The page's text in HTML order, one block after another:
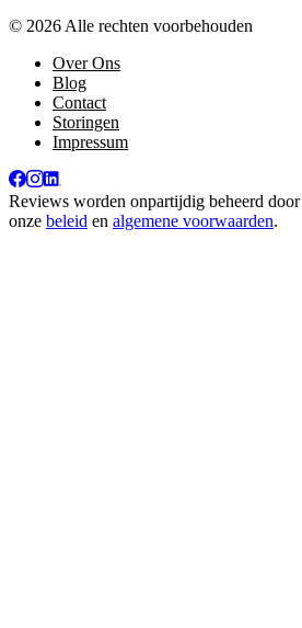
© 2026 Alle rechten voorbehouden
Over Ons
Blog
Contact
Storingen
Impressum
Reviews worden onpartijdig beheerd door
onze beleid en algemene voorwaarden.